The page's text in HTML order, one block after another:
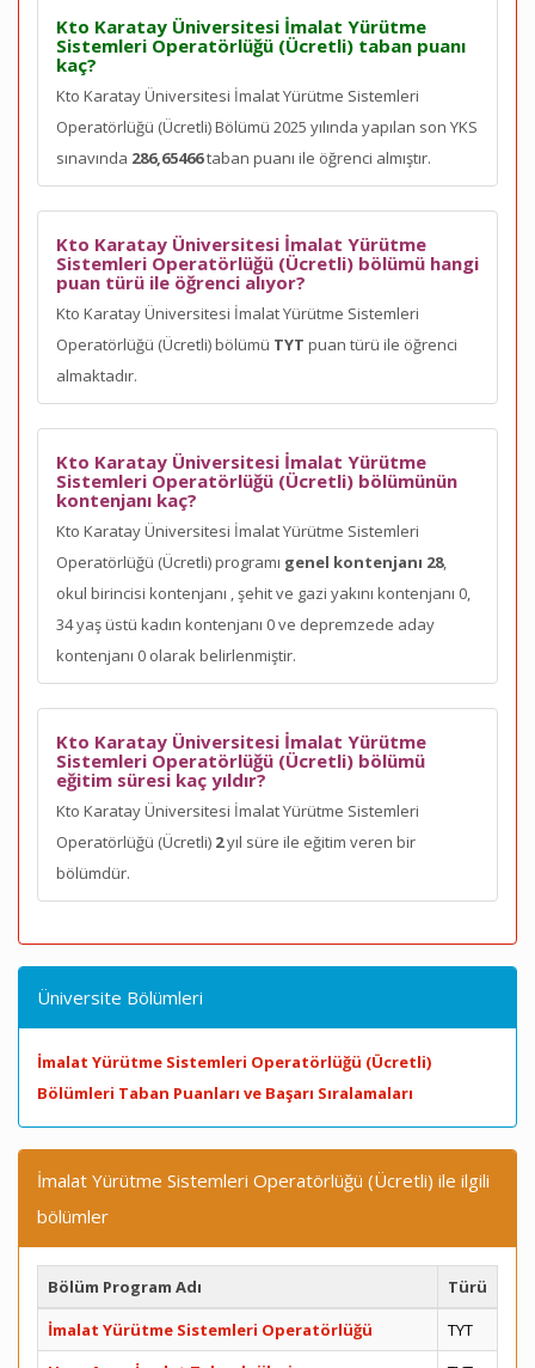
Kto Karatay Üniversitesi İmalat Yürütme
Sistemleri Operatörlüğü (Ücretli) taban puanı
kaç?
Kto Karatay Üniversitesi İmalat Yürütme Sistemleri
Operatörlüğü (Ücretli) Bölümü 2025 yılında yapılan son YKS
sınavında 286,65466taban puanı ile öğrenci almıştır.
Kto Karatay Üniversitesi İmalat Yürütme
Sistemleri Operatörlüğü (Ücretli) bölümü hangi
puan türü ile öğrenci alıyor?
Kto Karatay Üniversitesi İmalat Yürütme Sistemleri
Operatörlüğü (Ücretli) bölümü TYT puan türü ile öğrenci
almaktadır.
Kto Karatay Üniversitesi İmalat Yürütme
Sistemleri Operatörlüğü (Ücretli) bölümünün
kontenjanı kaç?
Kto Karatay Üniversitesi İmalat Yürütme Sistemleri
Operatörlüğü (Ücretli) programı genel kontenjanı 28,
okul birincisi kontenjanı , şehit ve gazi yakını kontenjanı 0,
34 yaş üstü kadın kontenjanı 0 ve depremzede aday
kontenjanı 0 olarak belirlenmiştir.
Kto Karatay Üniversitesi İmalat Yürütme
Sistemleri Operatörlüğü (Ücretli) bölümü
eğitim süresi kaç yıldır?
Kto Karatay Üniversitesi İmalat Yürütme Sistemleri
Operatörlüğü (Ücretli) 2yıl süre ile eğitim veren bir
bölümdür.
Üniversite Bölümleri
İmalat Yürütme Sistemleri Operatörlüğü (Ücretli)
Bölümleri Taban Puanları ve Başarı Sıralamaları
İmalat Yürütme Sistemleri Operatörlüğü (Ücretli) ile ilgili
bölümler
Bölüm Program Adı
Türü
İmalat Yürütme Sistemleri Operatörlüğü
TYT